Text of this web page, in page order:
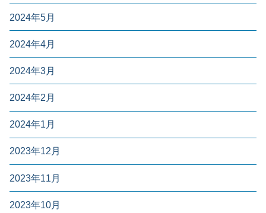
2024年5月
2024年4月
2024年3月
2024年2月
2024年1月
2023年12月
2023年11月
2023年10月